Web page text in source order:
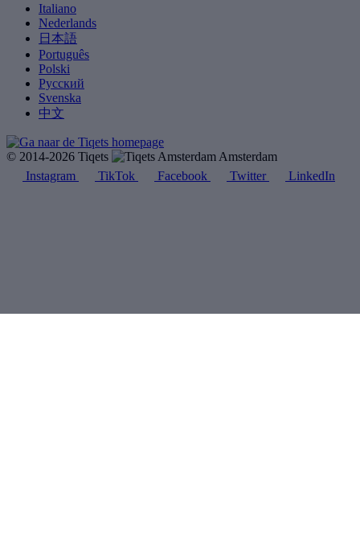
Italiano
Nederlands
日本語
Português
Polski
Русский
Svenska
中文
© 2014-2026 Tiqets
Amsterdam
Instagram
TikTok Facebook Twitter LinkedIn